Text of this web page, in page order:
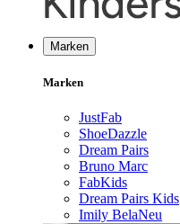
Marken
Marken
JustFab
ShoeDazzle
Dream Pairs
Bruno Marc
FabKids
Dream Pairs Kids
Imily BelaNeu